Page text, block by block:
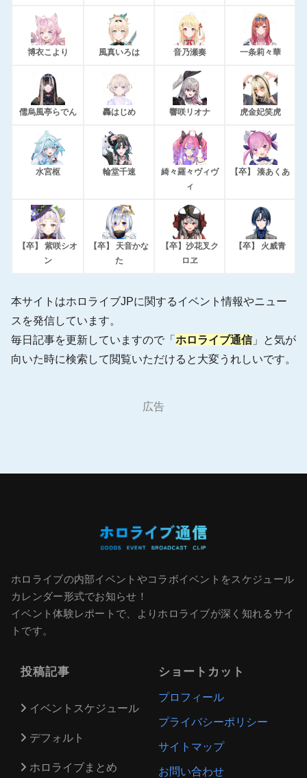
博衣こより 風真いろは 音乃瀬奏 一条莉々華
儒烏風亭らでん 轟はじめ 響咲リオナ 虎金妃笑虎
水宮枢 輪堂千速
綺々羅々ヴィヴ
ィ
【卒】 湊あくあ
【卒】 紫咲シオ
ン
【卒】 天音かな
た
【卒】沙花叉ク
ロヱ
【卒】 火威青
本サイトはホロライブJPに関するイベント情報やニュー
スを発信しています。
毎日記事を更新していますので「 ホロライブ通信 」と気が
向いた時に検索して閲覧いただけると大変うれしいです。
広告
ホロライブの内部イベントやコラボイベントをスケジュール
カレンダー形式でお知らせ！
イベント体験レポートで、よりホロライブが深く知れるサイ
トです。
投稿記事
イベントスケジュール
デフォルト
ホロライブまとめ
ショートカット
プロフィール
プライバシーポリシー
サイトマップ
お問い合わせ